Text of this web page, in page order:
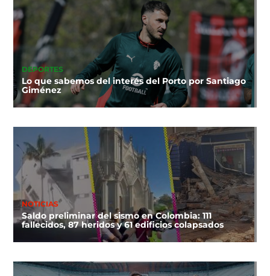
DEPORTES
Lo que sabemos del interés del Porto por Santiago
Giménez
NOTICIAS
Saldo preliminar del sismo en Colombia: 111
fallecidos, 87 heridos y 61 edificios colapsados